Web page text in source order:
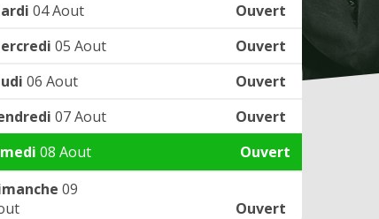
04 Aout
Ouvert
05 Aout
Ouvert
06 Aout
Ouvert
07 Aout
Ouvert
08 Aout
Ouvert
09
Ouvert